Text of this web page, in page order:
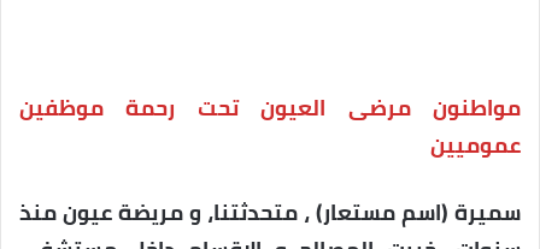
مواطنون مرضى العيون تحت رحمة موظفين
عموميين
سميرة (اسم مستعار) ، متحدثتنا، و مريضة عيون منذ